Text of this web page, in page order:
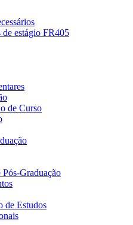
estágio FR405
de Curso
Pós-Graduação
de Estudos